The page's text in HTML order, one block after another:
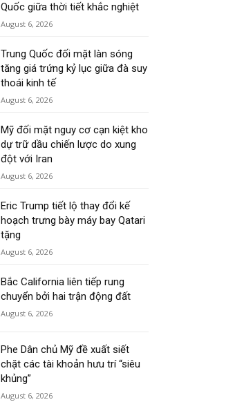
Quốc giữa thời tiết khắc nghiệt
August 6, 2026
Trung Quốc đối mặt làn sóng
tăng giá trứng kỷ lục giữa đà suy
thoái kinh tế
August 6, 2026
Mỹ đối mặt nguy cơ cạn kiệt kho
dự trữ dầu chiến lược do xung
đột với Iran
August 6, 2026
Eric Trump tiết lộ thay đổi kế
hoạch trưng bày máy bay Qatari
tặng
August 6, 2026
Bắc California liên tiếp rung
chuyển bởi hai trận động đất
August 6, 2026
Phe Dân chủ Mỹ đề xuất siết
chặt các tài khoản hưu trí “siêu
khủng”
August 6, 2026